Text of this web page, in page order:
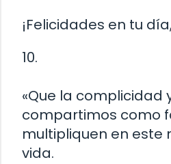
¡Felicidades en tu
10.
«Que la complicidad
compartimos como
multipliquen en este
vida.